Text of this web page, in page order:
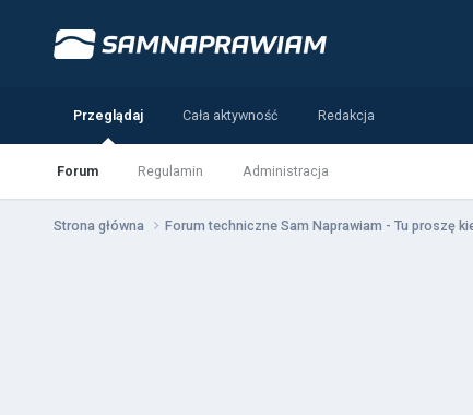
Przeglądaj
Forum Regulamin Administracja
Cała aktywność Redakcja
Strona główna Forum techniczne Sam Naprawiam - Tu proszę